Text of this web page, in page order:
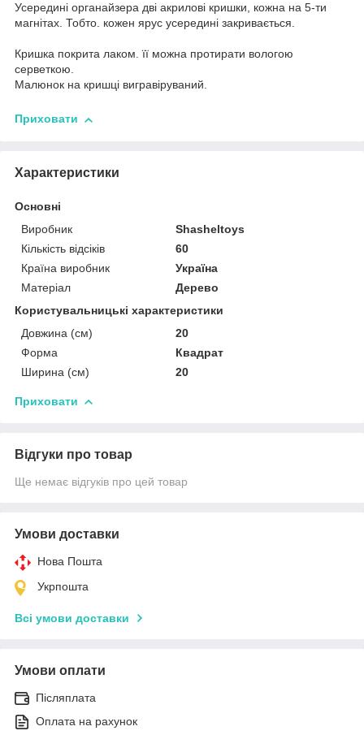
Усередині органайзера дві акрилові кришки, кожна на 5-ти
магнітах. Тобто. кожен ярус усередині закривається.
Кришка покрита лаком. її можна протирати вологою
серветкою.
Малюнок на кришці вигравіруваний.
Приховати
Характеристики
Основні
Виробник
Shasheltoys
Кількість відсіків
60
Країна виробник
Україна
Матеріал
Дерево
Користувальницькі характеристики
Довжина (см)
20
Форма
Квадрат
Ширина (см)
20
Приховати
Відгуки про товар
Ще немає відгуків про цей товар
Умови доставки
Нова Пошта
Укрпошта
Всі умови доставки
Умови оплати
Післяплата
Оплата на рахунок